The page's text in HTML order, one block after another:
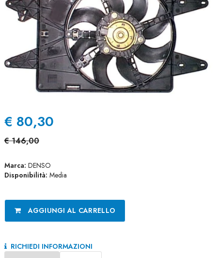
€ 80,30
€ 146,00
Marca: DENSO
Disponibilità: Media
AGGIUNGI AL CARRELLO
RICHIEDI INFORMAZIONI